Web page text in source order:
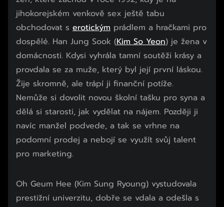
jihokorejském venkově sex ještě tabu
obchodovat s erotickým prádlem a hračkami pro
dospělé. Han Jung Sook (Kim So Yeon) je žena v
domácnosti. Kdysi vyhrála tamní soutěži krásy a
provdala se za muže, který byl její první láskou.
Žije skromně, ale trápí ji finanční potíže.
Nemůže si dovolit novou školní tašku pro syna a
dělá si starosti, jak vydělat na nájem. Později ji
navíc manžel podvede, a tak se vrhne na
podomní prodej a nebojí se využít svůj talent
pro marketing.
Oh Geum Hee (Kim Sung Ryoung) vystudovala
prestižní univerzitu, dobře se vdala a odešla s